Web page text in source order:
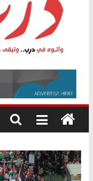
درب
وأتوه
درب..
وتبقى
هي